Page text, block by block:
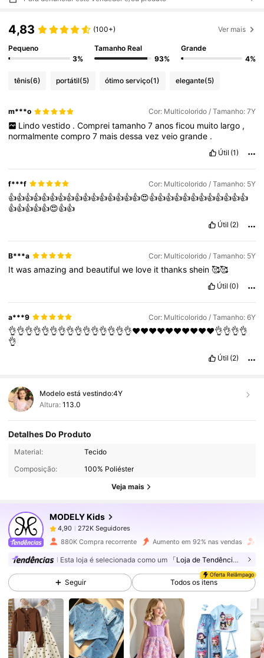
4,83 (100+) Ver mais
Pequeno
3%
Tamanho Real
93%
Grande
4%
tênis(6) portátil(5) ótimo serviço(1) elegante(5)
m***o Cor: Multicolorido / Tamanho: 7Y
Lindo vestido . Comprei tamanho 7 anos ficou muito largo ,
normalmentecompro7 maisdessavezveiogrande .
Útil (1)
f***f Cor: Multicolorido / Tamanho: 5Y
👍👍👍👍👍👍👍👍👍👍👍👍👍👍👍👍😍👍👍👍👍👍👍👍👍👍👍👍👍
👍👍👍👍👍😍👍👍
Útil (2)
B***a Cor: Multicolorido / Tamanho: 5Y
Itwasamazingand beautifulwe love itthanksshein🥰🥰
Útil (0)
a***9 Cor: Multicolorido / Tamanho: 6Y
👌👌👌👌👌👌👌👌👌👌👌👌👌👌👌❤️❤️❤️❤️❤️❤️❤️❤️❤️❤️👌👌👌👌
👌
Útil (2)
Modelo está vestindo:4Y
Altura: 113.0
Detalhes Do Produto
Material:
Tecido
Composição:
100% Poliéster
Veja mais
MODELY Kids
272K Seguidores
4,90
272K Seguidores
d***6pago1 dia atrás
4,90 272K Seguidores
4,90 272K Seguidores
4,90 272K Seguidores
880K Compra recorrente Aumento em 92% nas vendas
Esta loja é selecionada como um 「Loja de Tendências」
Seguir
Oferta Relâmpago
Todos os itens